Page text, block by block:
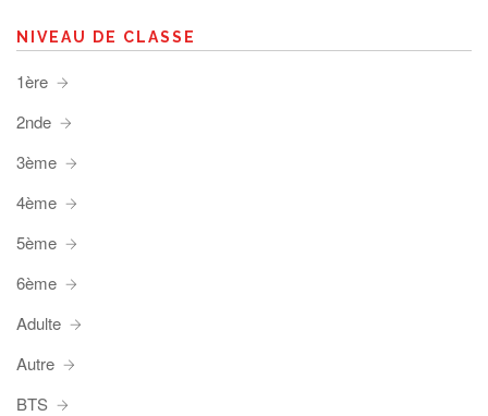
NIVEAU DE CLASSE
1ère
2nde
3ème
4ème
5ème
6ème
Adulte
Autre
BTS